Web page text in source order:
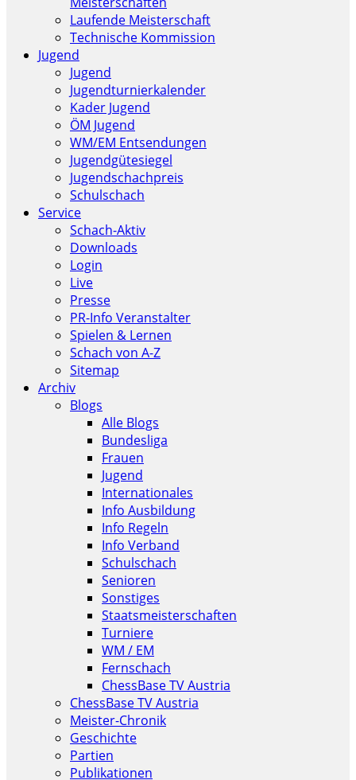
Laufende Meisterschaft
Technische Kommission
Jugend
Jugend
Jugendturnierkalender
Kader Jugend
ÖM Jugend
WM/EM Entsendungen
Jugendgütesiegel
Jugendschachpreis
Schulschach
Service
Schach-Aktiv
Downloads
Login
Live
Presse
PR-Info Veranstalter
Spielen & Lernen
Schach von A-Z
Sitemap
Archiv
Blogs
Alle Blogs
Bundesliga
Frauen
Jugend
Internationales
Info Ausbildung
Info Regeln
Info Verband
Schulschach
Senioren
Sonstiges
Staatsmeisterschaften
Turniere
WM / EM
Fernschach
ChessBase TV Austria
ChessBase TV Austria
Meister-Chronik
Geschichte
Partien
Publikationen